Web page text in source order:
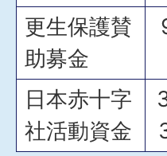
更生保護賛
助募金
日本赤十字
社活動資金